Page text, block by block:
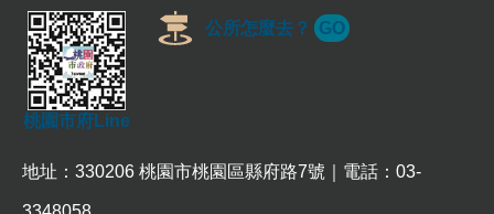
活
便
民
資
訊
機
關
通
桃園市府Line
公所怎麼去？ GO
地址：330206 桃園市桃園區縣府路7號｜電話：03-